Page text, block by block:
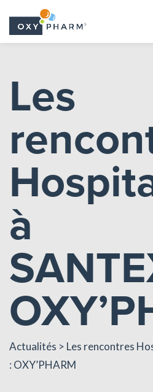
content
Les
à
Actualités > Les rencontres
: OXY’PHARM